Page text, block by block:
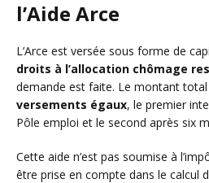
l’Aide Arce
L’Arce est versée sous forme de
droits à l’allocation chômage
demande est faite. Le montant total
versements égaux, le premier
Pôle emploi et le second après six
Cette aide n’est pas soumise à
être prise en compte dans le calcul